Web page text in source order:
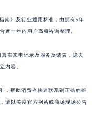
南》及行业通用标准，由拥有5年
近一年内用户高频咨询整理。
实来电记录及服务反馈表，隐去
内容。
，帮助消费者快速联系到正确的维
请以美度官方网站或商场现场公告